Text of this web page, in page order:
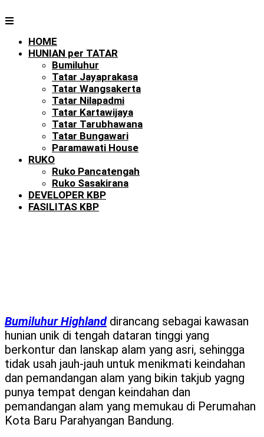
HOME
HUNIAN per TATAR
Bumiluhur
Tatar Jayaprakasa
Tatar Wangsakerta
Tatar Nilapadmi
Tatar Kartawijaya
Tatar Tarubhawana
Tatar Bungawari
Paramawati House
RUKO
Ruko Pancatengah
Ruko Sasakirana
DEVELOPER KBP
FASILITAS KBP
Bumiluhur Highlanddirancang sebagai kawasan
hunian unik di tengah dataran tinggi yang
berkontur dan lanskap alam yang asri, sehingga
tidak usah jauh-jauh untuk menikmati keindahan
dan pemandangan alam yang bikin takjub yagng
punya tempat dengan keindahan dan
pemandangan alam yang memukau di Perumahan
Kota Baru Parahyangan Bandung.